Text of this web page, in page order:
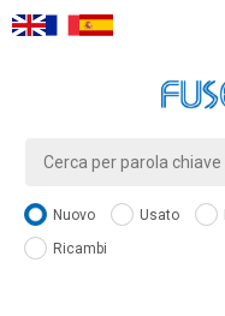
Nuovo Usato
Ricambi